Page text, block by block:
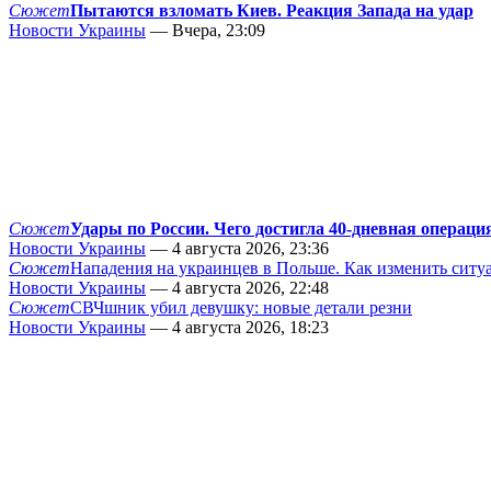
СюжетПытаются взломать Киев. Реакция Запада на удар
Новости Украины — Вчера, 23:09
СюжетУдары по России. Чего достигла 40-дневная
Новости Украины — 4 августа 2026, 23:36
СюжетНападения на украинцев в Польше. Как изменить
Новости Украины — 4 августа 2026, 22:48
СюжетСВЧшник убил девушку: новые детали резни
Новости Украины — 4 августа 2026, 18:23